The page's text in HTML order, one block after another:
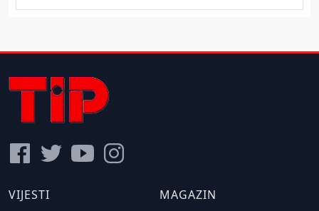
VIJESTI
MAGAZIN